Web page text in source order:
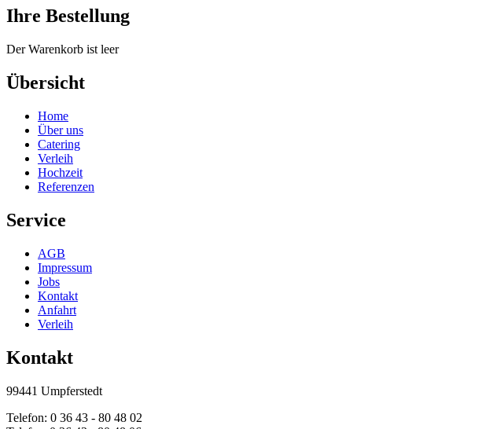
Ihre Bestellung
Der Warenkorb ist leer
Übersicht
Home
Über uns
Catering
Verleih
Hochzeit
Referenzen
Service
AGB
Impressum
Jobs
Kontakt
Anfahrt
Verleih
Kontakt
99441 Umpferstedt
Telefon: 0 36 43 - 80 48 02